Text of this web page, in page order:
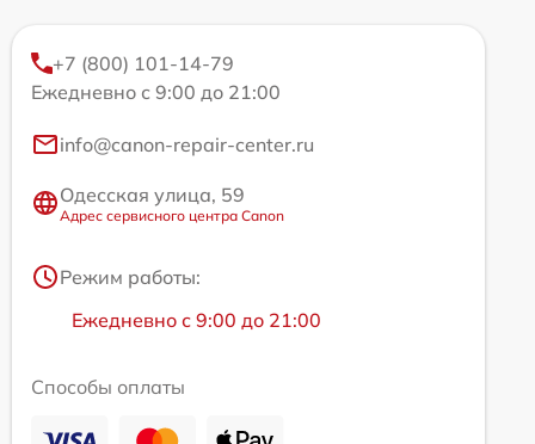
+7 (800) 101-14-79
Ежедневно с 9:00 до 21:00
info@canon-repair-center.ru
Одесская улица, 59
Адрес сервисного центра Canon
Режим работы:
Ежедневно с 9:00 до 21:00
Способы оплаты